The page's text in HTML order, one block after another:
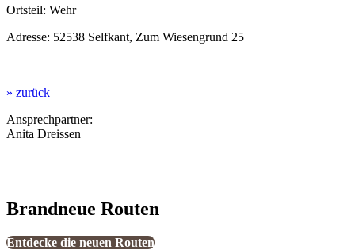
Ortsteil: Wehr
Adresse: 52538 Selfkant, Zum Wiesengrund 25
» zurück
Ansprechpartner:
Anita Dreissen
Brandneue Routen
Entdecke die neuen Routen